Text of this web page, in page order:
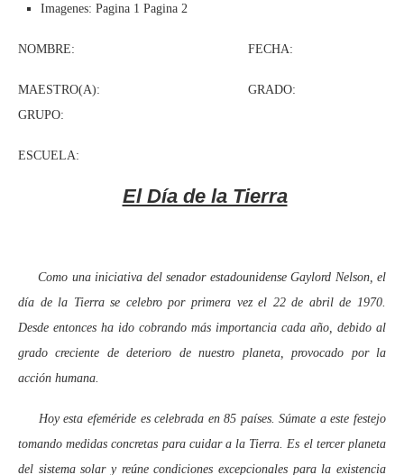
Imagenes: Pagina 1 Pagina 2
NOMBRE: FECHA:
MAESTRO(A): GRADO:
GRUPO:
ESCUELA:
El Día de la Tierra
Como una iniciativa del senador estadounidense Gaylord Nelson, el
día de la Tierra se celebro por primera vez el 22 de abril de 1970.
Desde entonces ha ido cobrando más importancia cada año, debido al
grado creciente de deterioro de nuestro planeta, provocado por la
acción humana.
Hoy esta efeméride es celebrada en 85 países. Súmate a este festejo
tomando medidas concretas para cuidar a la Tierra. Es el tercer planeta
del sistema solar y reúne condiciones excepcionales para la existencia